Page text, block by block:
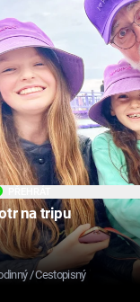
na tripu
/ Cestopisný